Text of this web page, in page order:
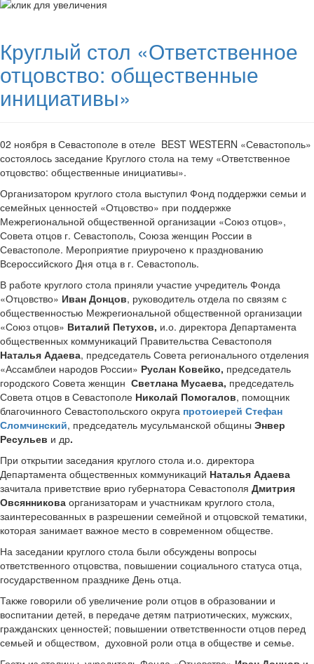
Круглый стол «Ответственное
отцовство: общественные
инициативы»
02 ноября в Севастополе в отеле BEST WESTERN «Севастополь»
состоялось заседание Круглого стола на тему «Ответственное
отцовство: общественные инициативы».
Организатором круглого стола выступил Фонд поддержки семьи и
семейных ценностей «Отцовство» при поддержке
Межрегиональной общественной организации «Союз отцов»,
Совета отцов г. Севастополь, Союза женщин России в
Севастополе. Мероприятие приурочено к празднованию
Всероссийского Дня отца в г. Севастополь.
В работе круглого стола приняли участие учредитель Фонда
«Отцовство» Иван Донцов, руководитель отдела по связям с
общественностью Межрегиональной общественной организации
«Союз отцов» Виталий Петухов, и.о. директора Департамента
общественных коммуникаций Правительства Севастополя
Наталья Адаева, председатель Совета регионального отделения
«Ассамблеи народов России» Руслан Ковейко, председатель
городского Совета женщин Светлана Мусаева, председатель
Совета отцов в Севастополе Николай Помогалов, помощник
благочинного Севастопольского округа протоиерей Стефан
Сломчинский, председатель мусульманской общины Энвер
Ресульев и др.
При открытии заседания круглого стола и.о. директора
Департамента общественных коммуникаций Наталья Адаева
зачитала приветствие врио губернатора Севастополя Дмитрия
Овсянникова организаторам и участникам круглого стола,
заинтересованных в разрешении семейной и отцовской тематики,
которая занимает важное место в современном обществе.
На заседании круглого стола были обсуждены вопросы
ответственного отцовства, повышении социального статуса отца,
государственном празднике День отца.
Также говорили об увеличение роли отцов в образовании и
воспитании детей, в передаче детям патриотических, мужских,
гражданских ценностей; повышении ответственности отцов перед
семьей и обществом, духовной роли отца в обществе и семье.